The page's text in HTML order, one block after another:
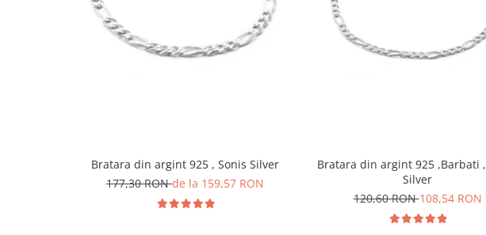
Bratara din argint 925 , Sonis Silver
177,30 RONde la 159,57 RON
Bratara din argint 925 ,Barbati , Sonis
Silver
120,60 RON108,54 RON